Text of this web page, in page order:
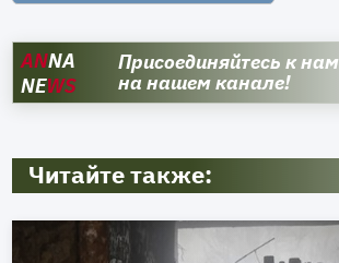
ANNA
NEWS
Присоединяйтесь к нам
на нашем канале!
Читайте также: